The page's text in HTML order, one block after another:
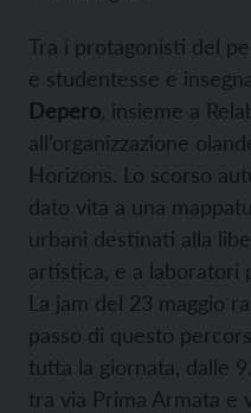
Tra i protagonisti del
e studentesse e
Depero , insieme a
all’organizzazione
Horizons. Lo scorso
dato vita a una
urbani destinati alla
artistica, e a laboratori
La jam del 23 maggio
passo di questo
tutta la giornata, dalle
tra via Prima Armata e